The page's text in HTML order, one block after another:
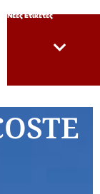
Νέες Ετικέτες